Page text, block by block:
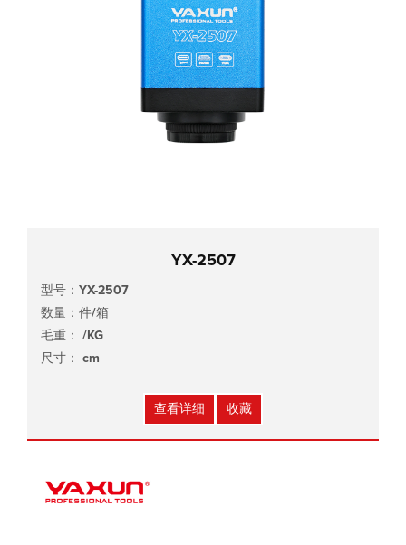
YX-2507
型号：YX-2507
数量：件/箱
毛重： /KG
尺寸： cm
查看详细 收藏